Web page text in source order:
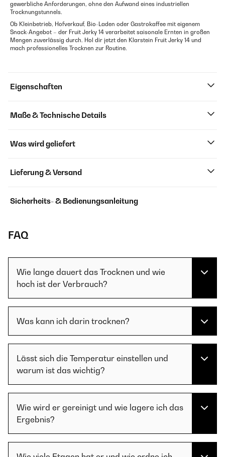
gewerbliche Anforderungen, ohne den Aufwand eines industriellen
Trocknungstunnels.
Ob Kleinbetrieb, Hofverkauf, Bio-Laden oder Gastrokaffee mit eigenem
Snack-Angebot – der Fruit Jerky 14 verarbeitet saisonale Ernten in großen
Mengen zuverlässig durch. Hol dir jetzt den Klarstein Fruit Jerky 14 und
mach professionelles Trocknen zur Routine.
Eigenschaften
Maße & Technische Details
Was wird geliefert
Lieferung & Versand
Sicherheits- & Bedienungsanleitung
FAQ
Wie lange dauert das Trocknen und wie
hoch ist der Verbrauch?
Was kann ich darin trocknen?
Lässt sich die Temperatur einstellen und
warum ist das wichtig?
Wie wird er gereinigt und wie lagere ich das
Ergebnis?